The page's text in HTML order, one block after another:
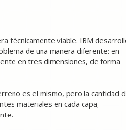
técnicamente viable. IBM
de una manera diferente: en
en tres dimensiones, de forma
es el mismo, pero la cantidad
materiales en cada capa,